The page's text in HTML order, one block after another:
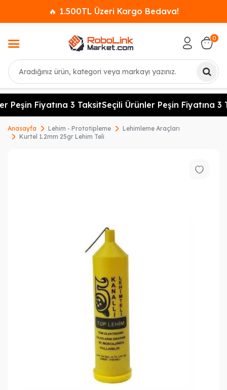
🔥 1.500TL Üzeri Kargo Bedava!
Ara
0
Peşin Fiyatına 3 TaksitSeçili Ürünler Peşin Fiyatına 3
Anasayfa Lehim - Prototipleme
Lehimleme Araçları
Kurtel 1.2mm 25gr Lehim Teli